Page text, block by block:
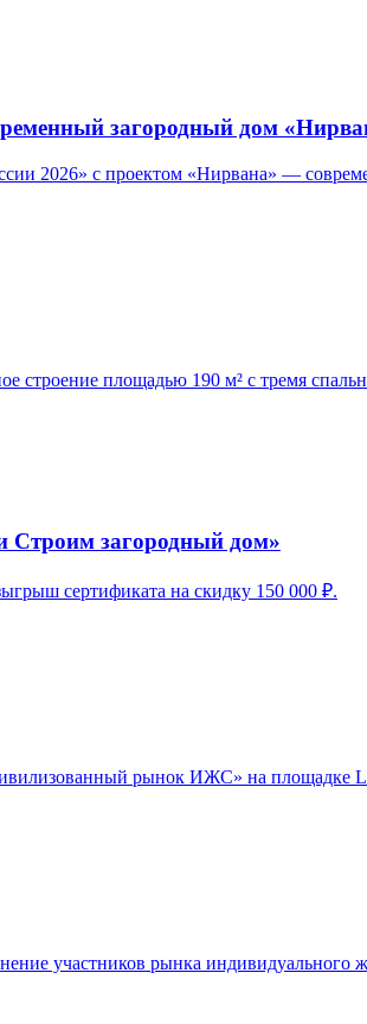
загородный дом
2026» с проектом «Нирвана» —
площадью 190 м² с тремя
Строим загородный дом»
сертификата на скидку 150 000 ₽.
рынок ИЖС» на площадке
участников рынка индивидуального